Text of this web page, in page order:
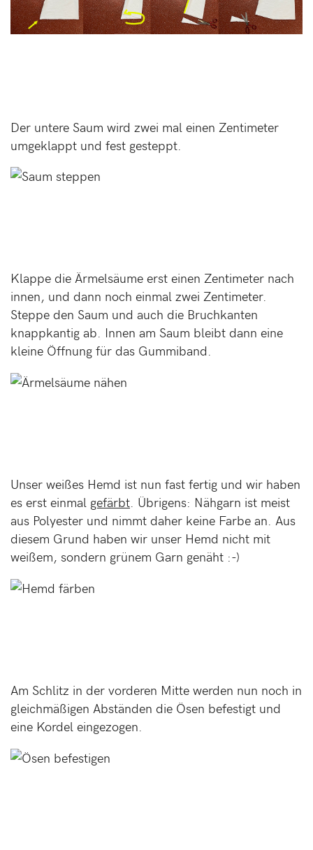
Der untere Saum wird zwei mal einen Zentimeter
umgeklappt und fest gesteppt.
Klappe die Ärmelsäume erst einen Zentimeter nach
innen, und dann noch einmal zwei Zentimeter.
Steppe den Saum und auch die Bruchkanten
knappkantig ab. Innen am Saum bleibt dann eine
kleine Öffnung für das Gummiband.
Unser weißes Hemd ist nun fast fertig und wir haben
es erst einmal gefärbt. Übrigens: Nähgarn ist meist
aus Polyester und nimmt daher keine Farbe an. Aus
diesem Grund haben wir unser Hemd nicht mit
weißem, sondern grünem Garn genäht :-)
Am Schlitz in der vorderen Mitte werden nun noch in
gleichmäßigen Abständen die Ösen befestigt und
eine Kordel eingezogen.